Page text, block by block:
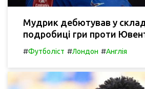
Мудрик дебютував у
подробиці гри проти
#Футболіст #Лондон #Англія